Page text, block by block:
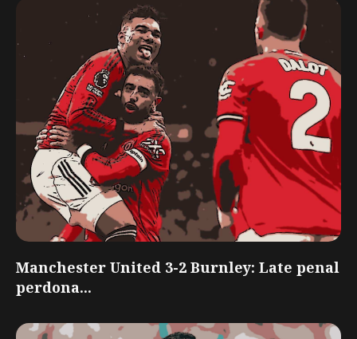
Manchester United 3-2 Burnley: Late penal
perdona...